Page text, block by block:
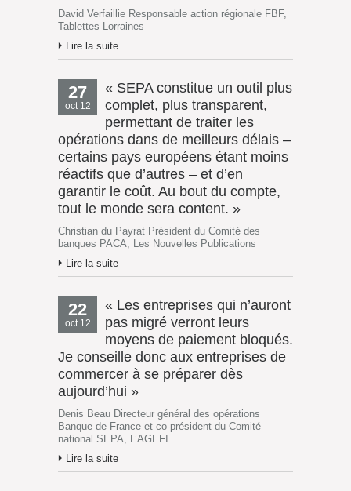
David Verfaillie Responsable action régionale FBF,
Tablettes Lorraines
Lire la suite
27
oct 12
« SEPA constitue un outil plus
complet, plus transparent,
permettant de traiter les
opérations dans de meilleurs délais –
certains pays européens étant moins
réactifs que d’autres – et d’en
garantir le coût. Au bout du compte,
tout le monde sera content. »
Christian du Payrat Président du Comité des
banques PACA, Les Nouvelles Publications
Lire la suite
22
oct 12
« Les entreprises qui n’auront
pas migré verront leurs
moyens de paiement bloqués.
Je conseille donc aux entreprises de
commercer à se préparer dès
aujourd’hui »
Denis Beau Directeur général des opérations
Banque de France et co-président du Comité
national SEPA, L’AGEFI
Lire la suite